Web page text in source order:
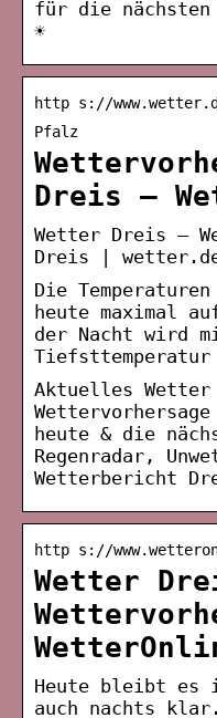
für die nächsten
☀
http s://
Pfalz
Dreis –
Wetter Dreis –
Dreis |
Die
heute maximal
der Nacht wird
Aktuelles
heute & die
Regenradar,
Wetterbericht
http s://
Wetter
Heute bleibt es
auch nachts